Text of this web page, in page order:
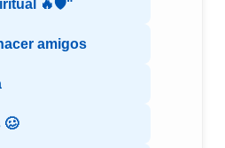
🔥🛡️"
amigos
🥴